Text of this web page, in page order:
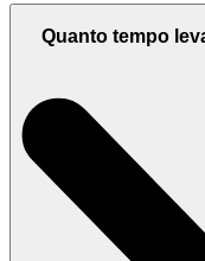
Quanto tempo